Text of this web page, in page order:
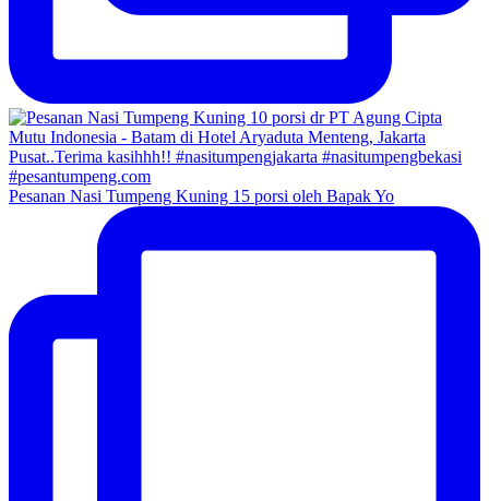
Pesanan Nasi Tumpeng Kuning 15 porsi oleh Bapak Yo